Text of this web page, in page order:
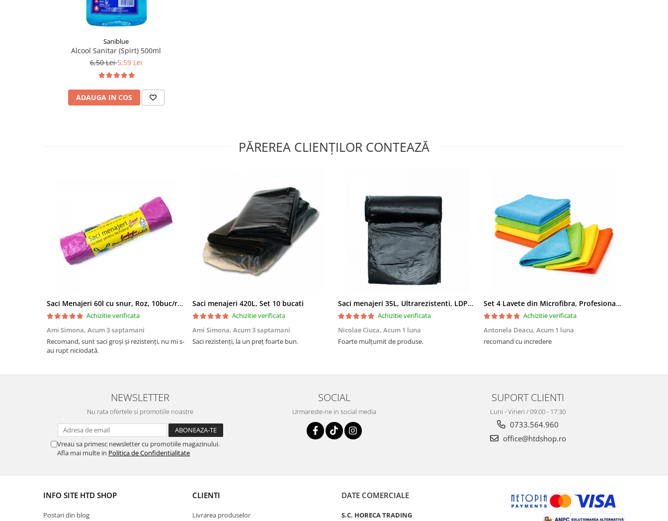
Saniblue
Alcool Sanitar (Spirt) 500ml
6,50 Lei5,59 Lei
ADAUGA IN COS
PĂREREA CLIENȚILOR CONTEAZĂ
Saci Menajeri 60l cu snur, Roz, 10buc/rola
Achizitie verificata
Ami Simona, Acum 3 saptamani
Recomand, sunt saci groși și rezistenți, nu mi s-
au rupt niciodată.
Saci menajeri 420L, Set 10 bucati
Achizitie verificata
Ami Simona, Acum 3 saptamani
Saci rezistenți, la un preț foarte bun.
Saci menajeri 35L, Ultrarezistenti, LDPE, 15 buc/rola
Achizitie verificata
Nicolae Ciuca, Acum 1 luna
Foarte mulțumit de produse.
Set 4 Lavete din Microfibra, Profesionale, 4 culori, 30x30cm
Achizitie verificata
Antonela Deacu, Acum 1 luna
recomand cu incredere
NEWSLETTER
Nu rata ofertele si promotiile noastre
Vreau sa primesc newsletter cu promotiile magazinului.
Afla mai multe in Politica de Confidentialitate
SOCIAL
Urmareste-ne in social media
SUPORT CLIENTI
Luni - Vineri / 09:00 - 17:30
0733.564.960
office@htdshop.ro
INFO SITE HTD SHOP
Postari din blog
CLIENTI
Livrarea produselor
DATE COMERCIALE
S.C. HORECA TRADING